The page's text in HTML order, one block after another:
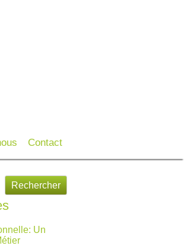
Contact
Rechercher
Un